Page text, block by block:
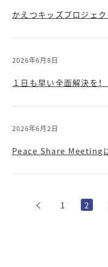
かえつキッズプロジェ
2026年6月8日
１日も早い全面解決を
2026年6月2日
Peace Share Meeting
1 2